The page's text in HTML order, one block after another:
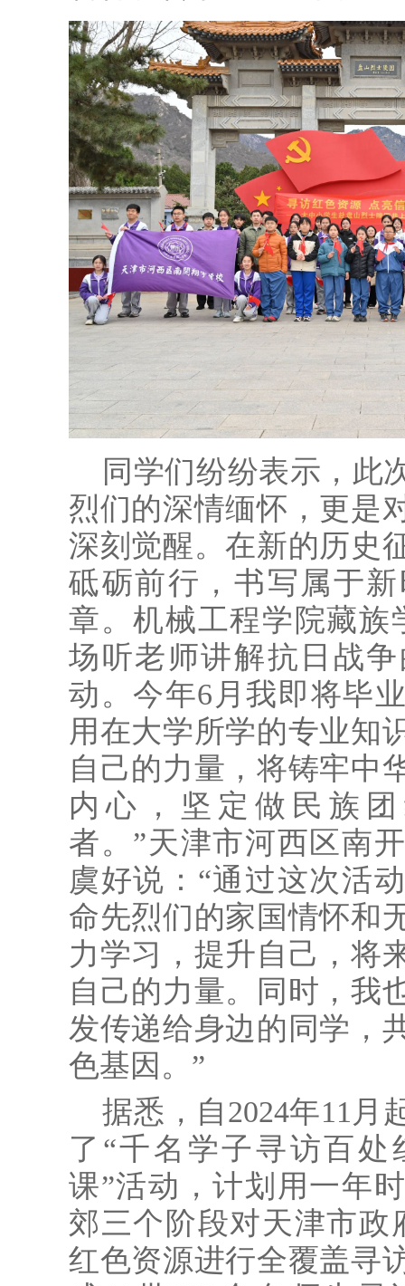
同学们纷纷表示，此
烈们的深情缅怀，更是
深刻觉醒。在新的历史
砥砺前行，书写属于
章。机械工程学院藏族
场听老师讲解抗日战
动。今年6月我即将毕
用在大学所学的专业知
自己的力量，将铸牢中
内心，坚定做民族
者。”天津市河西区南
虞好说：“通过这次活
命先烈们的家国情怀和
力学习，提升自己，将
自己的力量。同时，我
发传递给身边的同学，
色基因。”
据悉，自2024年11月
了“千名学子寻访百
课”活动，计划用一年
郊三个阶段对天津市政
红色资源进行全覆盖寻